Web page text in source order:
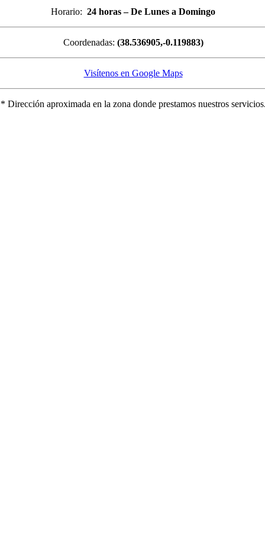
Horario: 24 horas – De Lunes a Domingo
Coordenadas: (38.536905,-0.119883)
Visítenos en Google Maps
* Dirección aproximada en la zona donde prestamos nuestros servicios.